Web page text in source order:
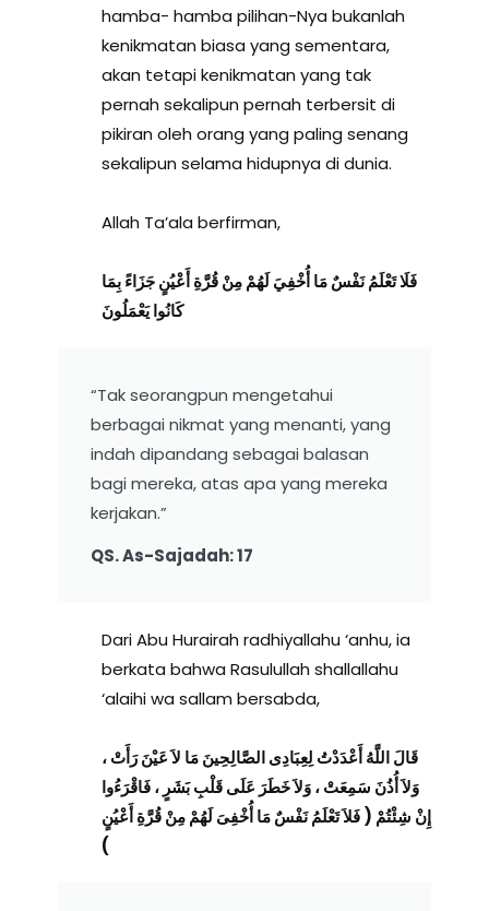
hamba- hamba pilihan-Nya bukanlah
kenikmatan biasa yang sementara,
akan tetapi kenikmatan yang tak
pernah sekalipun pernah terbersit di
pikiran oleh orang yang paling senang
sekalipun selama hidupnya di dunia.
Allah Ta’ala berfirman,
فَلَا تَعْلَمُ نَفْسٌ مَا أُخْفِيَ لَهُمْ مِنْ قُرَّةِ أَعْيُنٍ جَزَاءً بِمَا
كَانُوا يَعْمَلُونَ
“Tak seorangpun mengetahui
berbagai nikmat yang menanti, yang
indah dipandang sebagai balasan
bagi mereka, atas apa yang mereka
kerjakan.”
QS. As-Sajadah: 17
Dari Abu Hurairah radhiyallahu ‘anhu, ia
berkata bahwa Rasulullah shallallahu
‘alaihi wa sallam bersabda,
قَالَ اللَّهُ أَعْدَدْتُ لِعِبَادِى الصَّالِحِينَ مَا لاَ عَيْنَ رَأَتْ ،
وَلاَ أُذُنَ سَمِعَتْ ، وَلاَ خَطَرَ عَلَى قَلْبِ بَشَرٍ ، فَاقْرَءُوا
إِنْ شِئْتُمْ ( فَلاَ تَعْلَمُ نَفْسٌ مَا أُخْفِىَ لَهُمْ مِنْ قُرَّةِ أَعْيُنٍ
)